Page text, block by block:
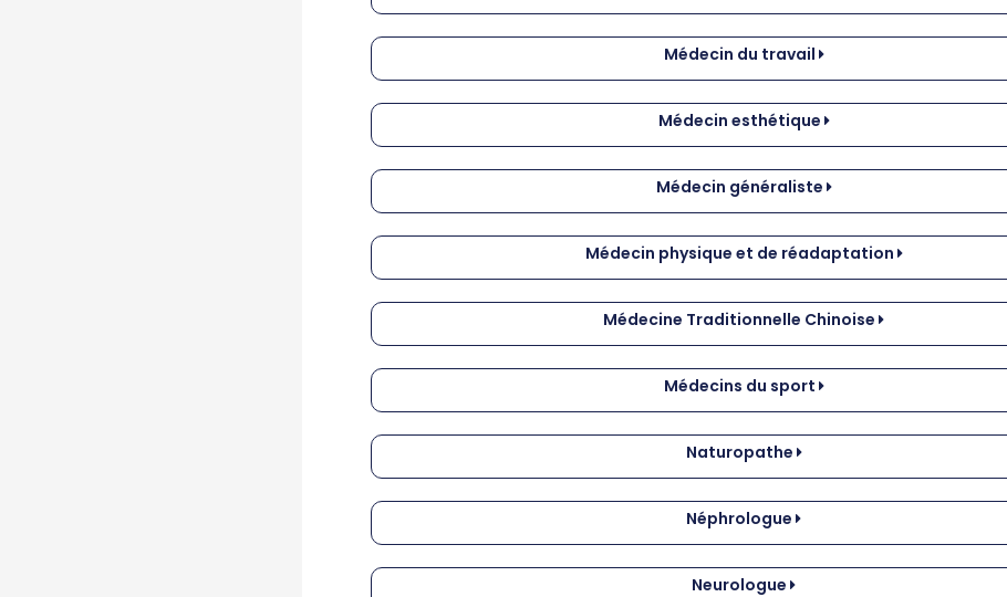
Médecin du travail
Médecin esthétique
Médecin généraliste
Médecin physique et de réadaptation
Médecine Traditionnelle Chinoise
Médecins du sport
Naturopathe
Néphrologue
Neurologue